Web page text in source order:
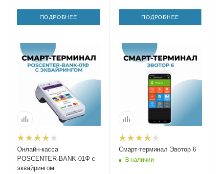
ПОДРОБНЕЕ ПОДРОБНЕЕ
Онлайн-касса
POSCENTER-BANK-01Ф с
эквайрингом
Смарт-терминал Эвотор 6
В наличии